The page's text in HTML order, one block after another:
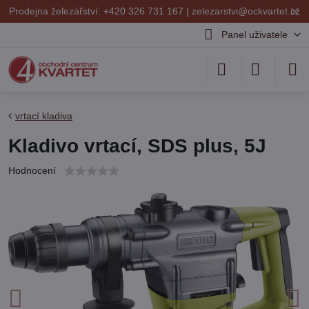
✕
Prodejna železářství: +420 326 731 167 | zelezarstvi@ockvartet.cz
Panel uživatele
vrtací kladiva
Kladivo vrtací, SDS plus, 5J
Hodnocení